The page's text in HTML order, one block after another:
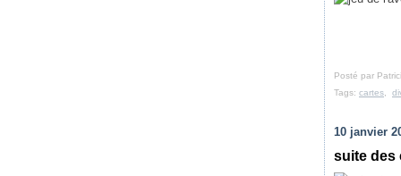
Posté par
Tags: cartes
10 janvier
suite des